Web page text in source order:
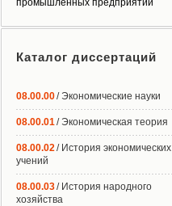
промышленных предприятий
Каталог диссертаций
08.00.00/ Экономические науки
08.00.01/ Экономическая теория
08.00.02/ История экономических
учений
08.00.03/ История народного
хозяйства